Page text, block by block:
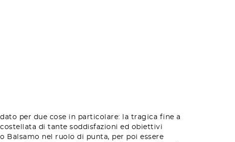
per due cose in particolare: la tragica fine a
di tante soddisfazioni ed obiettivi
Balsamo nel ruolo di punta, per poi essere